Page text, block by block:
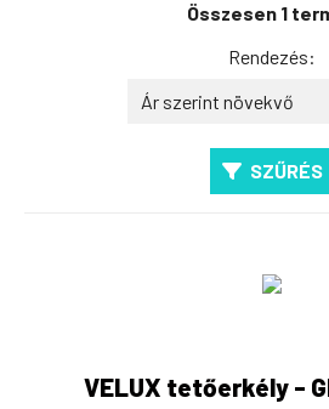
Összesen 1
Rendezés:
SZŰRÉS
VELUX tetőerkély -